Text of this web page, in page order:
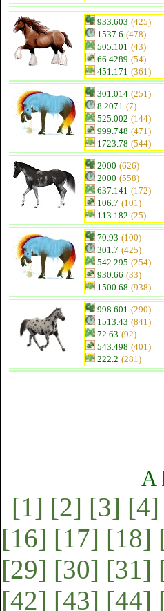
933.603 (425)
1537.6 (478)
505.101 (43)
66.4289 (54)
451.171 (361)
301.014 (251)
8.2071 (7)
525.002 (144)
999.748 (471)
1723.78 (544)
2000 (626)
2000 (558)
637.141 (172)
106.7 (101)
113.182 (25)
70.93 (100)
301.7 (425)
542.295 (254)
930.66 (33)
1500.68 (938)
998.601 (290)
1513.43 (841)
72.63 (92)
543.498 (401)
222.2 (281)
A
[1] [2] [3] [4]
[16] [17] [18]
[29] [30] [31]
[42] [43] [44]